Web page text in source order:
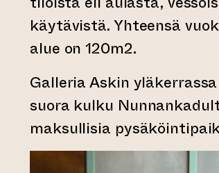
käytävistä. Yhteensä
alue on 120m2.
Galleria Askin
suora kulku
maksullisia